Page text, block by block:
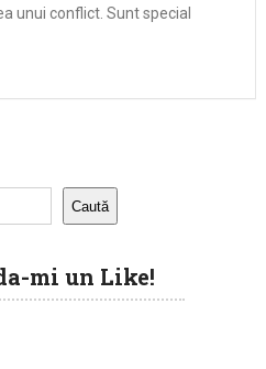
unui conflict. Sunt special
Caută
mi un Like!